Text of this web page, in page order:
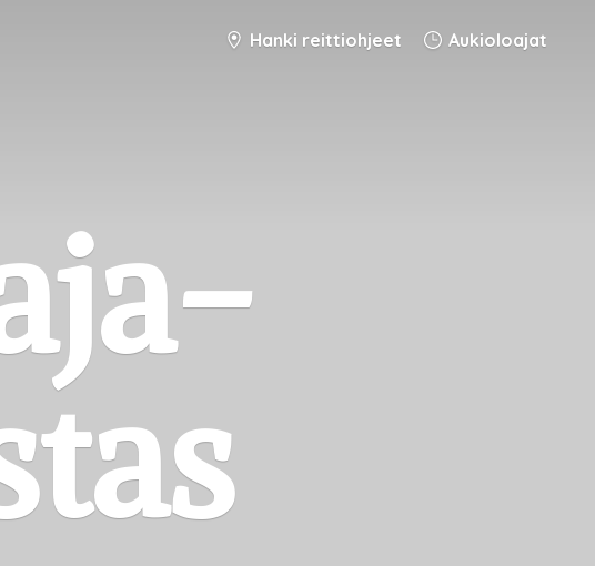
Hanki reittiohjeet Aukioloajat